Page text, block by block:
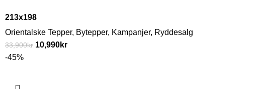
213x198
Orientalske Tepper, Bytepper, Kampanjer, Ryddesalg
33,900kr 10,990kr
-45%